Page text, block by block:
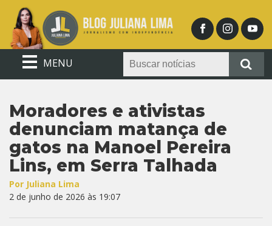
MENU
Moradores e ativistas
denunciam matança de
gatos na Manoel Pereira
Lins, em Serra Talhada
Por Juliana Lima
2 de junho de 2026 às 19:07